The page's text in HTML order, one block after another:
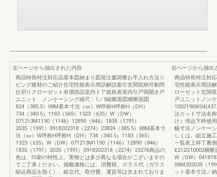
左ページから抽出された内容
商品特長特注対応品基本図納まり図発注書調整お手入れ方法リ
ビング建材のご紹介住宅性能表示用語解説索引玄関収納可動間
仕切りクローゼット有償部品室内ドア規格表室内引戸両開き戸
ユニット ノンケーシング縮尺：1／5縦断面図横断面図
824（385.5）08M基本寸法（㎜）W呼称H呼称H（DH）
734（340.5）1183（565）1323（635）W（DW）
071213M1190（1146）12890（846）1835（1791）
2035（1991）0918202318（2274）23824（385.5）08M基本寸
法（㎜）W呼称H呼称H（DH）734（340.5）1183（565）
1323（635）W（DW）071213M1190（1146）12890（846）
1835（1791）2035（1991）0918202318（2274）23276商品の
色は、印刷の特性上、実物とは多少異なる場合がございますの
でご了承ください。掲載価格には、消費税、ガラス代（ガラス
組込商品を除く）、組立代、取付費、運賃等は含まれておりま
右ページから抽出
商品特長特注対
宅性能表示用語
ローゼット玄関
戸ユニットノン
法カット寸法名
け）埋込下枠使
幅寸法ノンケー
しくは、組立施
一覧表上枠丁番
E212G10002横
W（DW）
08M202035（
ット基本寸法